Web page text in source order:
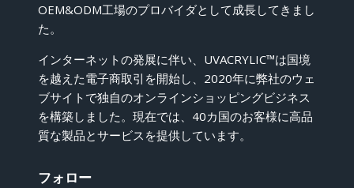
OEM&ODM工場のプロバイダとして成長してきまし
た。
インターネットの発展に伴い、UVACRYLIC™は国境
を越えた電子商取引を開始し、2020年に弊社のウェ
ブサイトで独自のオンラインショッピングビジネス
を構築しました。現在では、40カ国のお客様に高品
質な製品とサービスを提供しています。
フォロー